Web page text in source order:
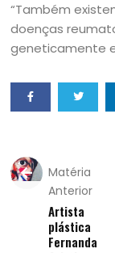
“Também
doenças
geneticamente
Matéria
Anterior
Artista
plástica
Fernanda